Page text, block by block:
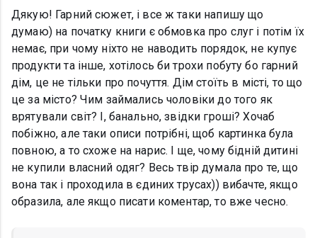
Дякую! Гарний сюжет, і все ж таки напишу що
думаю) на початку книги є обмовка про слуг і потім їх
немає, при чому ніхто не наводить порядок, не купує
продукти та інше, хотілось би трохи побуту бо гарний
дім, це не тільки про почуття. Дім стоїть в місті, то що
це за місто? Чим займались чоловіки до того як
врятували світ? І, банально, звідки гроші? Хочаб
побіжно, але таки описи потрібні, щоб картинка була
повною, а то схоже на нарис. І ще, чому бідній дитині
не купили власний одяг? Весь твір думала про те, що
вона так і проходила в єдиних трусах)) вибачте, якщо
образила, але якщо писати коментар, то вже чесно.